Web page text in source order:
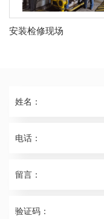
安装检修现场